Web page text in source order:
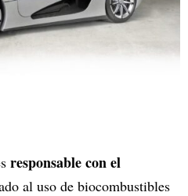
responsable con el
al uso de biocombustibles